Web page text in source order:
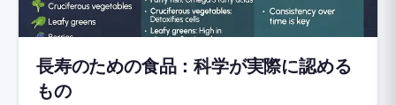
長寿のための食品：科学が実際に認める
もの